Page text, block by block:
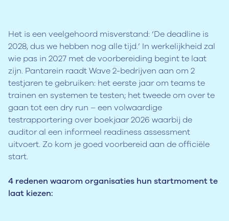
Het is een veelgehoord misverstand: ‘De deadline is
2028, dus we hebben nog alle tijd.’ In werkelijkheid zal
wie pas in 2027 met de voorbereiding begint te laat
zijn. Pantarein raadt Wave 2-bedrijven aan om 2
testjaren te gebruiken: het eerste jaar om teams te
trainen en systemen te testen; het tweede om over te
gaan tot een dry run – een volwaardige
testrapportering over boekjaar 2026 waarbij de
auditor al een informeel readiness assessment
uitvoert. Zo kom je goed voorbereid aan de officiële
start.
4 redenen waarom organisaties hun startmoment te
laat kiezen: